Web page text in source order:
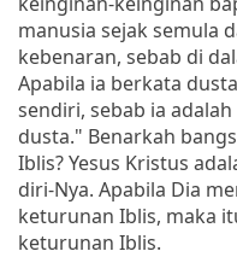
manusia sejak semula
kebenaran, sebab di
Apabila ia berkata
sendiri, sebab ia
dusta." Benarkah
Iblis? Yesus Kristus
diri-Nya. Apabila Dia
keturunan Iblis, maka
keturunan Iblis.